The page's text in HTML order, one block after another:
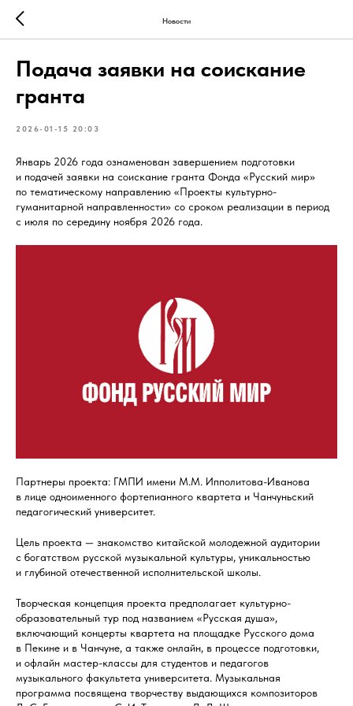
Новости
Подача заявки на соискание
гранта
2026-01-15 20:03
Январь 2026 года ознаменован завершением подготовки
и подачей заявки на соискание гранта Фонда «Русский мир»
по тематическому направлению «Проекты культурно-
гуманитарной направленности» со сроком реализации в период
с июля по середину ноября 2026 года.
Партнеры проекта: ГМПИ имени М.М. Ипполитова-Иванова
в лице одноименного фортепианного квартета и Чанчуньский
педагогический университет.
Цель проекта — знакомство китайской молодежной аудитории
с богатством русской музыкальной культуры, уникальностью
и глубиной отечественной исполнительской школы.
Творческая концепция проекта предполагает культурно-
образовательный тур под названием «Русская душа»,
включающий концерты квартета на площадке Русского дома
в Пекине и в Чанчуне, а также онлайн, в процессе подготовки,
и офлайн мастер-классы для студентов и педагогов
музыкального факультета университета. Музыкальная
программа посвящена творчеству выдающихся композиторов